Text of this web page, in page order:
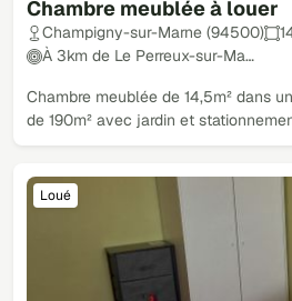
Chambre meublée à louer
Champigny-sur-Marne (94500)
À 3km de Le Perreux-sur-Ma…
Chambre meublée de 14,5m² dans
de 190m² avec jardin et
Loué